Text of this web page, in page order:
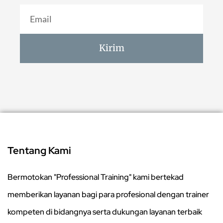
Kirim
Tentang Kami
Bermotokan "Professional Training" kami bertekad
memberikan layanan bagi para profesional dengan trainer
kompeten di bidangnya serta dukungan layanan terbaik